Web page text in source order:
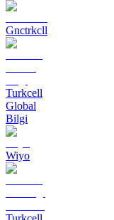
Gnctrkcll
Turkcell
Global
Bilgi
Wiyo